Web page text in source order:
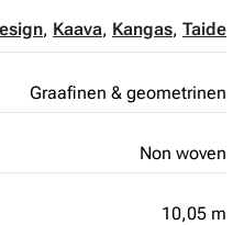
, Kaava, Kangas, Taide
Graafinen & geometrinen
Non woven
10,05 m